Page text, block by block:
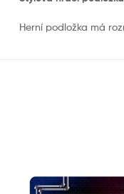
Herní podložka má